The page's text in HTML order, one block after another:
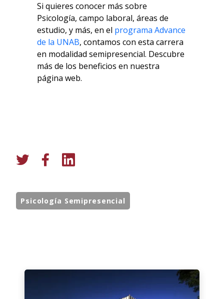
Si quieres conocer más sobre
Psicología, campo laboral, áreas de
estudio, y más, en el programa Advance
de la UNAB, contamos con esta carrera
en modalidad semipresencial. Descubre
más de los beneficios en nuestra
página web.
Psicología Semipresencial